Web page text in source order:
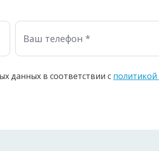
данных в соответствии c